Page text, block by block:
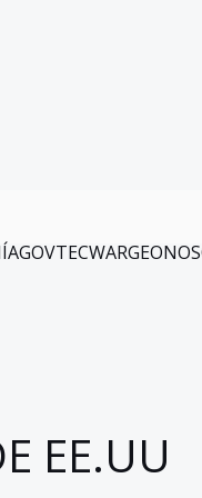
GOVTECWARGEO
EE.UU